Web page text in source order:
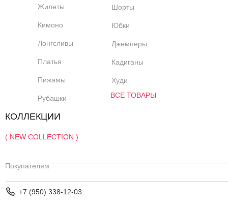
ВСЕ ТОВАРЫ
Жилеты
Кимоно
Лонгсливы
Платья
Пижамы
Рубашки
+7 (950) 338-12-03
КОЛЛЕКЦИИ
( NEW COLLECTION )
Покупателям
Шорты
Юбки
Джемперы
Кадиганы
Худи